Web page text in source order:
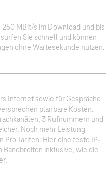
MBit/s im Download und bis
Sie schnell und können
ohne Wartesekunde nutzen.
Internet sowie für Gespräche
planbare Kosten.
3 Rufnummern und
Noch mehr Leistung
Pro Tarifen: Hier eine feste IP-
Bandbreiten inklusive, wie die